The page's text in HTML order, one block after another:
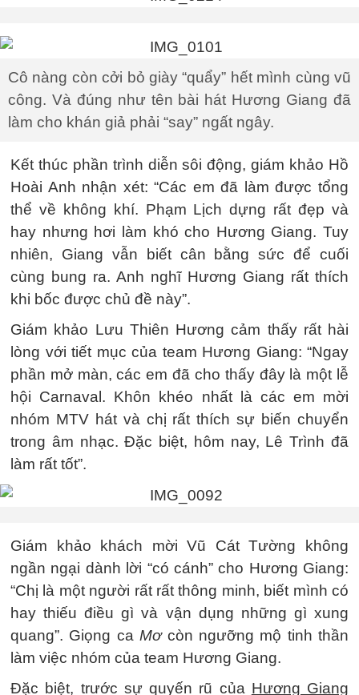
Cô nàng còn cởi bỏ giày “quẩy” hết mình cùng vũ
công. Và đúng như tên bài hát Hương Giang đã
làm cho khán giả phải “say” ngất ngây.
Kết thúc phần trình diễn sôi động, giám khảo Hồ
Hoài Anh nhận xét: “Các em đã làm được tổng
thể về không khí. Phạm Lịch dựng rất đẹp và
hay nhưng hơi làm khó cho Hương Giang. Tuy
nhiên, Giang vẫn biết cân bằng sức để cuối
cùng bung ra. Anh nghĩ Hương Giang rất thích
khi bốc được chủ đề này”.
Giám khảo Lưu Thiên Hương cảm thấy rất hài
lòng với tiết mục của team Hương Giang: “Ngay
phần mở màn, các em đã cho thấy đây là một lễ
hội Carnaval. Khôn khéo nhất là các em mời
nhóm MTV hát và chị rất thích sự biến chuyển
trong âm nhạc. Đặc biệt, hôm nay, Lê Trình đã
làm rất tốt”.
Giám khảo khách mời Vũ Cát Tường không
ngần ngại dành lời “có cánh” cho Hương Giang:
“Chị là một người rất rất thông minh, biết mình có
hay thiếu điều gì và vận dụng những gì xung
quang”. Giọng caMơcòn ngưỡng mộ tinh thần
làm việc nhóm của team Hương Giang.
Đặc biệt, trước sự quyến rũ của Hương Giang